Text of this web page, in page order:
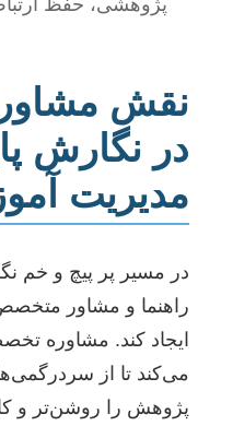
نقش
در نگارش
مدیریت
در مسیر پر پیچ و خم
راهنما و مشاور
ایجاد کند. مشاوره
می‌کند تا از
پژوهش را روشن‌تر و